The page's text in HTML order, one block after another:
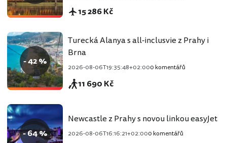
15 286 Kč
- 42 %
Turecká Alanya s all-inclusvie z Prahy i
Brna
2026-08-06T19:35:48+02:000 komentářů
11 690 Kč
- 64 %
Newcastle z Prahy s novou linkou easyJet
2026-08-06T16:16:21+02:000 komentářů